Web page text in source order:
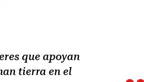
que apoyan
tierra en el